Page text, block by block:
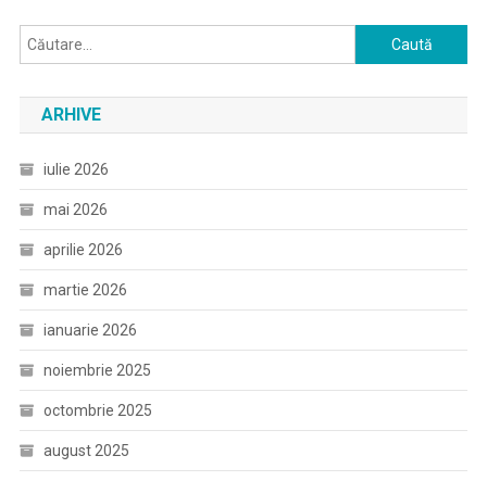
Caută
după:
ARHIVE
iulie 2026
mai 2026
aprilie 2026
martie 2026
ianuarie 2026
noiembrie 2025
octombrie 2025
august 2025